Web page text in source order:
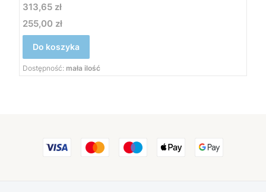
Cena
313,65 zł
Cena
255,00 zł
Do koszyka
Dostępność: mała ilość